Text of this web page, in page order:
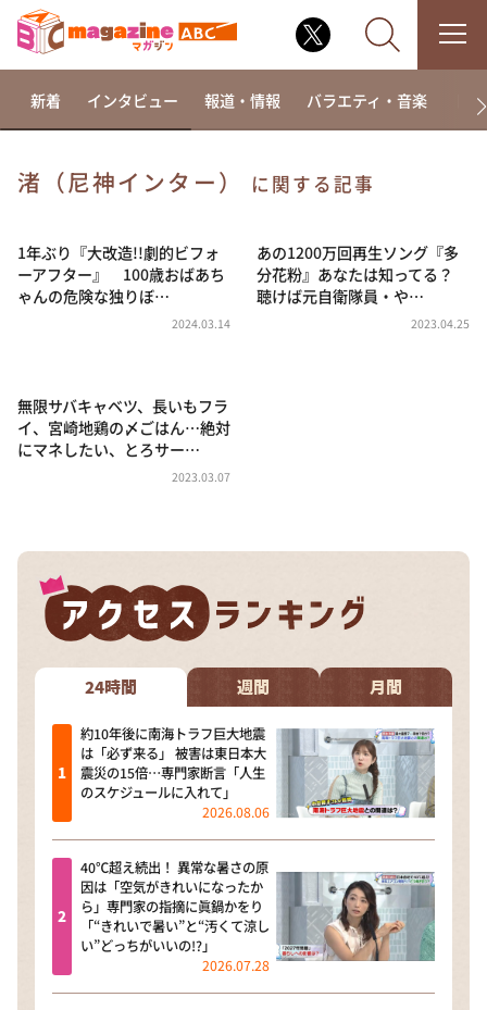
相席食堂
これ余談なんですけど・・・
～人生密着トークバラエティ！～ やすとものいたっ
news おかえり
河合＆A.B.C-Z塚田×福井アナ「なんでやねん！？」
（news おかえり）
教えて！ニュースライブ 正義のミカタ
ＬＩＦＥ～夢のカタチ～
新婚さんいらっしゃい！
ポツンと一軒家
ザキ山小屋本館
ぺこぱのまるスポ
新着 インタビュー 報道・情報 バラエティ・音楽 ド
渚（尼神インター） に関する記事
1年ぶり『大改造!!劇的ビフォ
ーアフター』 100歳おばあち
ゃんの危険な独りぼ…
2024.03.14
あの1200万回再生ソング『多
分花粉』あなたは知ってる？
聴けば元自衛隊員・や…
2023.04.25
無限サバキャベツ、長いもフラ
イ、宮崎地鶏の〆ごはん…絶対
にマネしたい、とろサー…
2023.03.07
24時間 週間 月間
約10年後に南海トラフ巨大地震
は「必ず来る」 被害は東日本大
震災の15倍…専門家断言「人生
のスケジュールに入れて」
2026.08.06
40℃超え続出！ 異常な暑さの原
因は「空気がきれいになったか
ら」専門家の指摘に眞鍋かをり
「“きれいで暑い”と“汚くて涼し
い”どっちがいいの!?」
2026.07.28